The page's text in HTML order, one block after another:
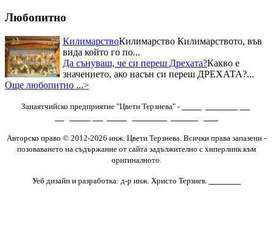
Любопитно
КилимарствоКилимарство Килимарството, във
вида който го по...
Да сънуваш, че си переш Дрехата?Какво е
значението, ако насън си переш ДРЕХАТА?...
Още любопитно ...>
Занаятчийско предприятие "Цвети Терзиева" -
Авторско право © 2012-2026 инж. Цвети Терзиева. Всички права запазени -
позоваването на съдържание от сайта задължително с хиперлинк към
оригиналното.
Уеб дизайн и разработка: д-р инж. Христо Терзиев.